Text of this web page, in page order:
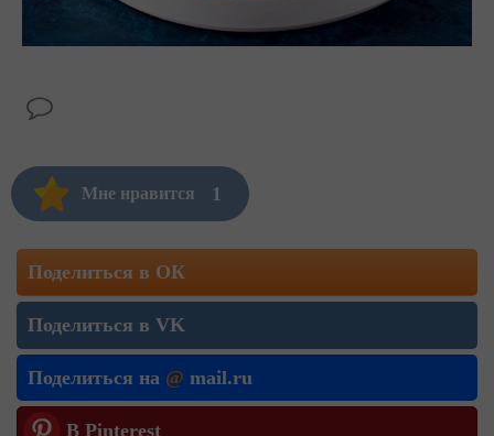
Мне нравится 1
Поделиться в ОК
Поделиться в VK
Поделиться на @ mail.ru
В Pinterest